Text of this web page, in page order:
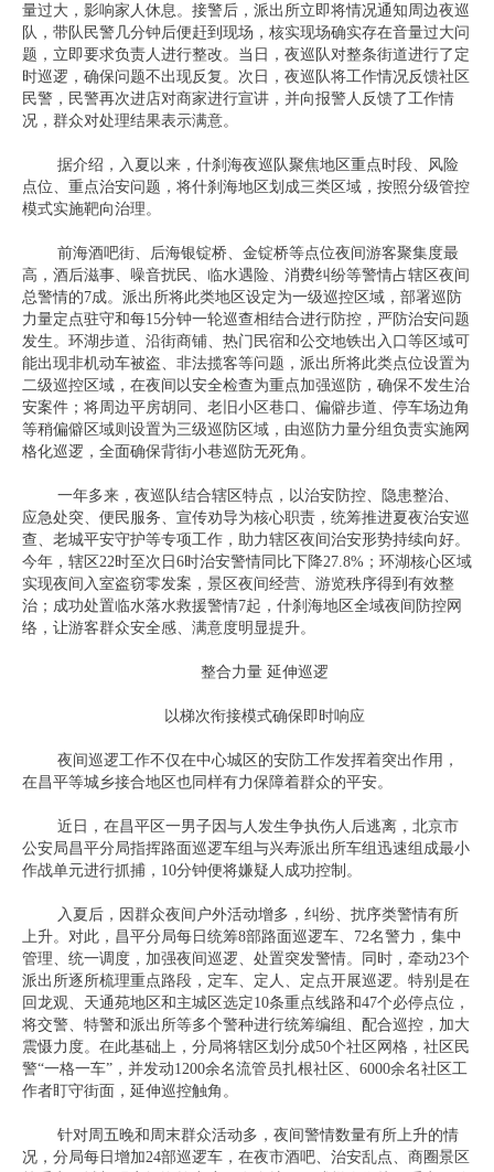
量过大，影响家人休息。接警后，派出所立即将情况通知周边夜巡
队，带队民警几分钟后便赶到现场，核实现场确实存在音量过大问
题，立即要求负责人进行整改。当日，夜巡队对整条街道进行了定
时巡逻，确保问题不出现反复。次日，夜巡队将工作情况反馈社区
民警，民警再次进店对商家进行宣讲，并向报警人反馈了工作情
况，群众对处理结果表示满意。
据介绍，入夏以来，什刹海夜巡队聚焦地区重点时段、风险
点位、重点治安问题，将什刹海地区划成三类区域，按照分级管控
模式实施靶向治理。
前海酒吧街、后海银锭桥、金锭桥等点位夜间游客聚集度最
高，酒后滋事、噪音扰民、临水遇险、消费纠纷等警情占辖区夜间
总警情的7成。派出所将此类地区设定为一级巡控区域，部署巡防
力量定点驻守和每15分钟一轮巡查相结合进行防控，严防治安问题
发生。环湖步道、沿街商铺、热门民宿和公交地铁出入口等区域可
能出现非机动车被盗、非法揽客等问题，派出所将此类点位设置为
二级巡控区域，在夜间以安全检查为重点加强巡防，确保不发生治
安案件；将周边平房胡同、老旧小区巷口、偏僻步道、停车场边角
等稍偏僻区域则设置为三级巡防区域，由巡防力量分组负责实施网
格化巡逻，全面确保背街小巷巡防无死角。
一年多来，夜巡队结合辖区特点，以治安防控、隐患整治、
应急处突、便民服务、宣传劝导为核心职责，统筹推进夏夜治安巡
查、老城平安守护等专项工作，助力辖区夜间治安形势持续向好。
今年，辖区22时至次日6时治安警情同比下降27.8%；环湖核心区域
实现夜间入室盗窃零发案，景区夜间经营、游览秩序得到有效整
治；成功处置临水落水救援警情7起，什刹海地区全域夜间防控网
络，让游客群众安全感、满意度明显提升。
整合力量 延伸巡逻
以梯次衔接模式确保即时响应
夜间巡逻工作不仅在中心城区的安防工作发挥着突出作用，
在昌平等城乡接合地区也同样有力保障着群众的平安。
近日，在昌平区一男子因与人发生争执伤人后逃离，北京市
公安局昌平分局指挥路面巡逻车组与兴寿派出所车组迅速组成最小
作战单元进行抓捕，10分钟便将嫌疑人成功控制。
入夏后，因群众夜间户外活动增多，纠纷、扰序类警情有所
上升。对此，昌平分局每日统筹8部路面巡逻车、72名警力，集中
管理、统一调度，加强夜间巡逻、处置突发警情。同时，牵动23个
派出所逐所梳理重点路段，定车、定人、定点开展巡逻。特别是在
回龙观、天通苑地区和主城区选定10条重点线路和47个必停点位，
将交警、特警和派出所等多个警种进行统筹编组、配合巡控，加大
震慑力度。在此基础上，分局将辖区划分成50个社区网格，社区民
警“一格一车”，并发动1200余名流管员扎根社区、6000余名社区工
作者盯守街面，延伸巡控触角。
针对周五晚和周末群众活动多，夜间警情数量有所上升的情
况，分局每日增加24部巡逻车，在夜市酒吧、治安乱点、商圈景区